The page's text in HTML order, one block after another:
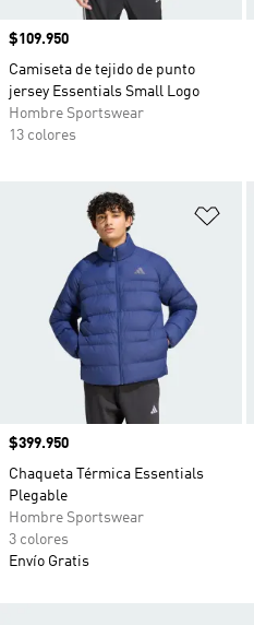
Precio
$109.950
Camiseta de tejido de punto
jersey Essentials Small Logo
Hombre Sportswear
13 colores
Precio
$399.950
Chaqueta Térmica Essentials
Plegable
Hombre Sportswear
3 colores
Envío Gratis